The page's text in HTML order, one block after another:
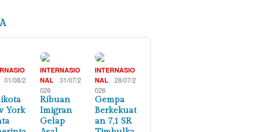
01/08/2
York
INTERNASIO
NAL
31/07/2
026
Ribuan
Imigran
Gelap
INTERNASIO
NAL
28/07/2
026
Gempa
Berkekuat
an 7,1 SR